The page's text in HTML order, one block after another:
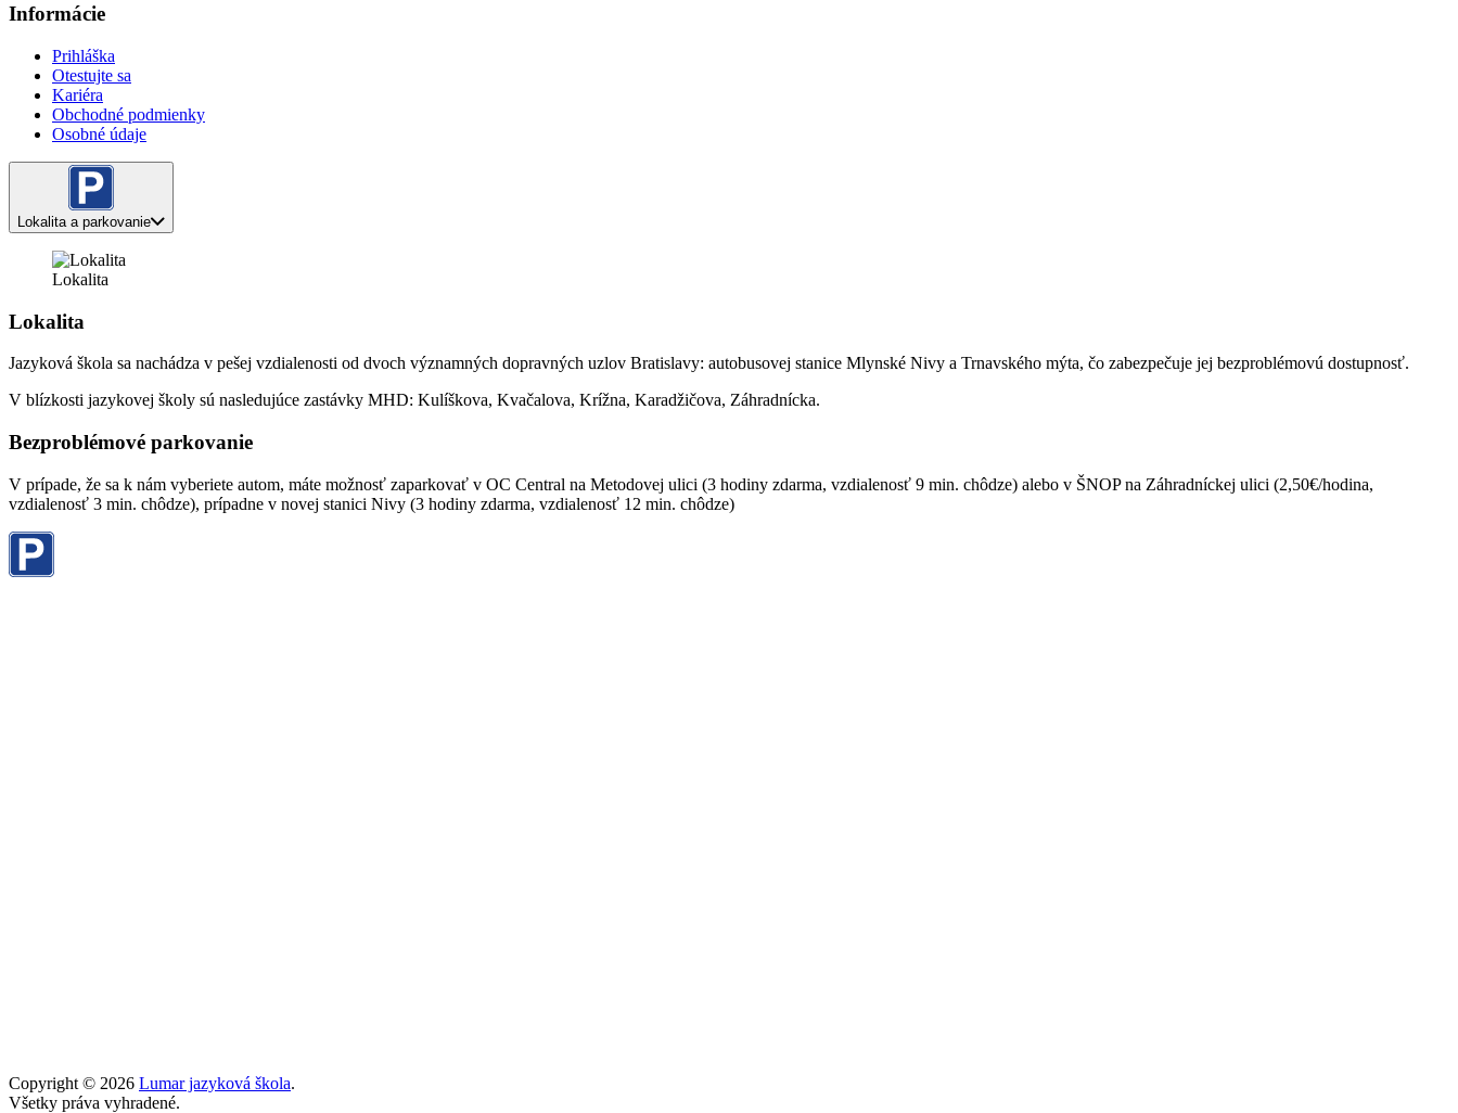
Informácie
Prihláška
Otestujte sa
Kariéra
Obchodné podmienky
Osobné údaje
Lokalita a parkovanie
Lokalita
Lokalita
Jazyková škola sa nachádza v pešej vzdialenosti od dvoch významných dopravných uzlov Bratislavy: autobusovej stanice Mlynské Nivy a Trnavského mýta, čo zabezpečuje jej bezproblémovú dostupnosť.
V blízkosti jazykovej školy sú nasledujúce zastávky MHD: Kulíškova, Kvačalova, Krížna, Karadžičova, Záhradnícka.
Bezproblémové parkovanie
V prípade, že sa k nám vyberiete autom, máte možnosť zaparkovať v OC Central na Metodovej ulici (3 hodiny zdarma, vzdialenosť 9 min. chôdze) alebo v ŠNOP na Záhradníckej ulici (2,50€/hodina,
vzdialenosť 3 min. chôdze), prípadne v novej stanici Nivy (3 hodiny zdarma, vzdialenosť 12 min. chôdze)
Copyright © 2026 Lumar jazyková škola.
Všetky práva vyhradené.